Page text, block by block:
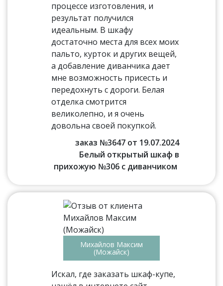
процессе изготовления, и
результат получился
идеальным. В шкафу
достаточно места для всех моих
пальто, курток и других вещей,
а добавление диванчика дает
мне возможность присесть и
передохнуть с дороги. Белая
отделка смотрится
великолепно, и я очень
довольна своей покупкой.
заказ №3647 от 19.07.2024
Белый открытый шкаф в
прихожую №306 с диванчиком
Михайлов Максим
(Можайск)
Искал, где заказать шкаф-купе,